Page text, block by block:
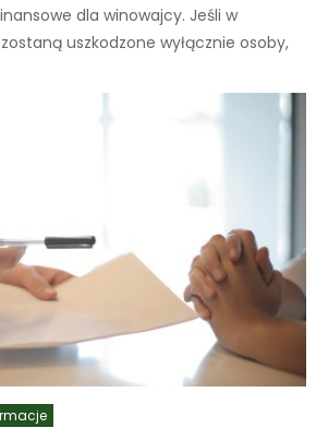
dla winowajcy. Jeśli w
uszkodzone wyłącznie osoby,
jest to wypadek samochodowy. W
wypadku, warto wiedzieć jak się
o bezpieczeństwo swoje i […]